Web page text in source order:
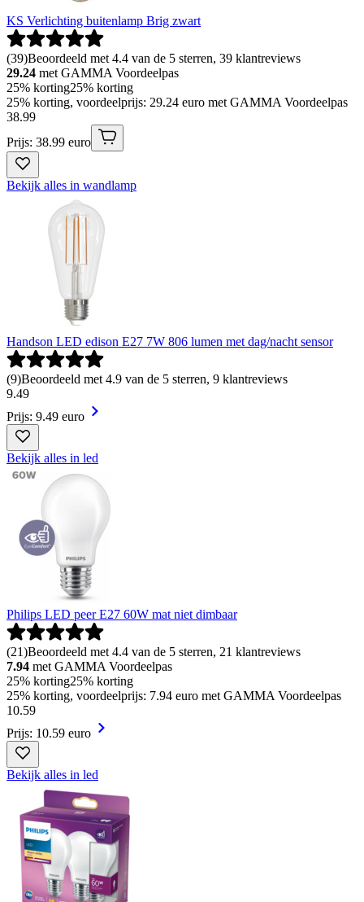
KS Verlichting buitenlamp Brig zwart
(39)Beoordeeld met 4.4 van de 5 sterren, 39 klantreviews
29.24 met GAMMA Voordeelpas
25% korting25% korting
25% korting, voordeelprijs: 29.24 euro met GAMMA Voordeelpas
38.99
Prijs: 38.99 euro
Bekijk alles in wandlamp
Handson LED edison E27 7W 806 lumen met dag/nacht sensor
(9)Beoordeeld met 4.9 van de 5 sterren, 9 klantreviews
9.49
Prijs: 9.49 euro
Bekijk alles in led
Philips LED peer E27 60W mat niet dimbaar
(21)Beoordeeld met 4.4 van de 5 sterren, 21 klantreviews
7.94 met GAMMA Voordeelpas
25% korting25% korting
25% korting, voordeelprijs: 7.94 euro met GAMMA Voordeelpas
10.59
Prijs: 10.59 euro
Bekijk alles in led